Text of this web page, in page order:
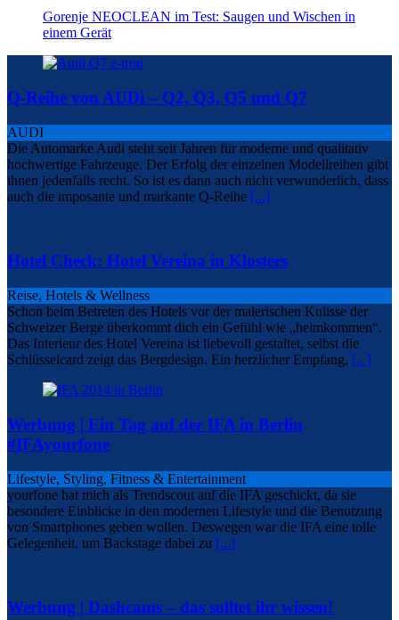
Gorenje NEOCLEAN im Test: Saugen und Wischen in
einem Gerät
Q-Reihe von AUDi – Q2, Q3, Q5 und Q7
AUDI
Die Automarke Audi steht seit Jahren für moderne und qualitativ
hochwertige Fahrzeuge. Der Erfolg der einzelnen Modellreihen gibt
ihnen jedenfalls recht. So ist es dann auch nicht verwunderlich, dass
auch die imposante und markante Q-Reihe [...]
Hotel Check: Hotel Vereina in Klosters
Reise, Hotels & Wellness
Schon beim Betreten des Hotels vor der malerischen Kulisse der
Schweizer Berge überkommt dich ein Gefühl wie „heimkommen“.
Das Interieur des Hotel Vereina ist liebevoll gestaltet, selbst die
Schlüsselcard zeigt das Bergdesign. Ein herzlicher Empfang, [...]
Werbung | Ein Tag auf der IFA in Berlin
#IFAyourfone
Lifestyle, Styling, Fitness & Entertainment
yourfone hat mich als Trendscout auf die IFA geschickt, da sie
besondere Einblicke in den modernen Lifestyle und die Benutzung
von Smartphones geben wollen. Deswegen war die IFA eine tolle
Gelegenheit, um Backstage dabei zu [...]
Werbung | Dashcams – das solltet ihr wissen!